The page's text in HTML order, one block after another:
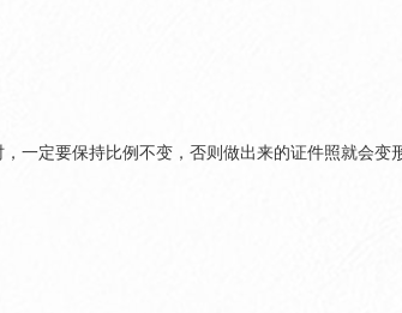
一定要保持比例不变，否则做出来的证件照就会变